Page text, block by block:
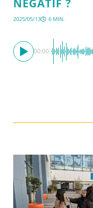
2025/05/13 6 MIN.
00:00